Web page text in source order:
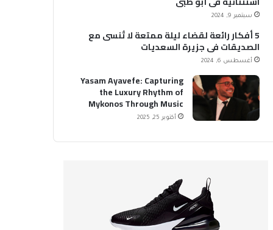
سبتمبر 9, 2024
5 أفكار رائعة لقضاء ليلة ممتعة لا تُنسى مع
الصديقات في جزيرة السعديات
أغسطس 6, 2024
Yasam Ayavefe: Capturing
the Luxury Rhythm of
Mykonos Through Music
أكتوبر 25, 2025